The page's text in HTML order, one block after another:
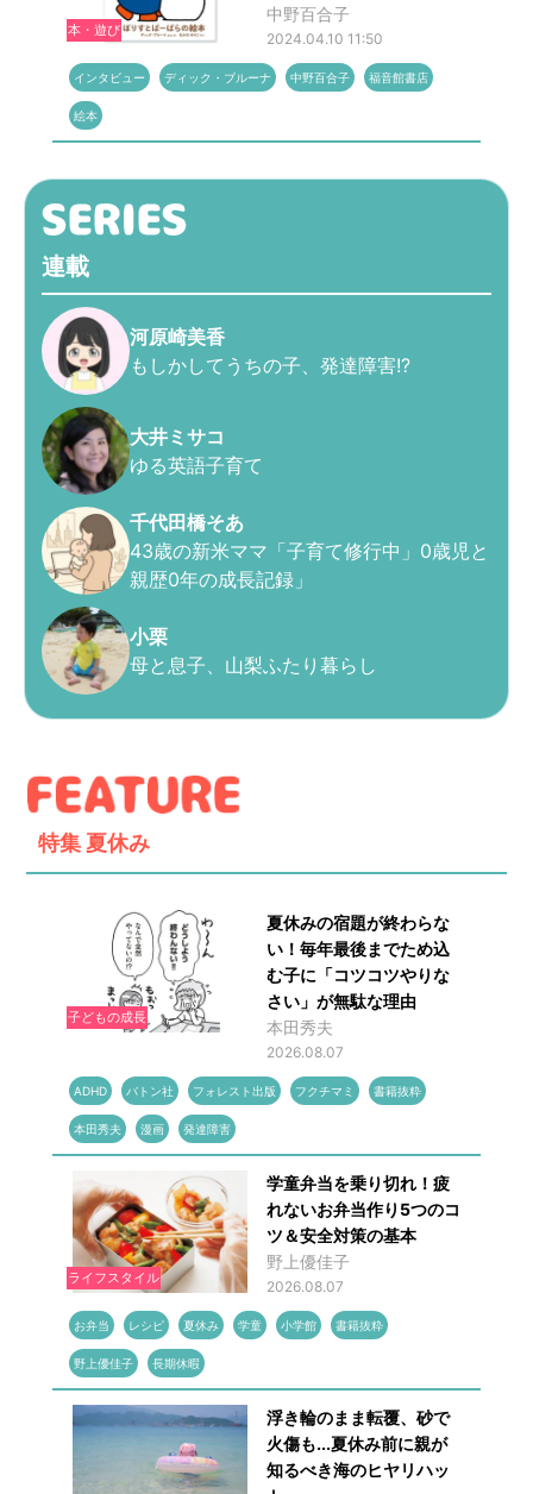
本・遊び
中野百合子
2024.04.10 11:50
インタビュー ディック・ブルーナ 中野百合子 福音館書店
絵本
連載
河原崎美香
もしかしてうちの子、発達障害!?
大井ミサコ
ゆる英語子育て
千代田橋そあ
43歳の新米ママ「子育て修行中」0歳児と
親歴0年の成長記録」
小栗
母と息子、山梨ふたり暮らし
特集 夏休み
子どもの成長
夏休みの宿題が終わらな
い！毎年最後までため込
む子に「コツコツやりな
さい」が無駄な理由
本田秀夫
2026.08.07
ADHD バトン社 フォレスト出版 フクチマミ 書籍抜粋
本田秀夫 漫画 発達障害
ライフスタイル
学童弁当を乗り切れ！疲
れないお弁当作り5つのコ
ツ＆安全対策の基本
野上優佳子
2026.08.07
お弁当 レシピ 夏休み 学童 小学館 書籍抜粋
野上優佳子 長期休暇
浮き輪のまま転覆、砂で
火傷も...夏休み前に親が
知るべき海のヒヤリハッ